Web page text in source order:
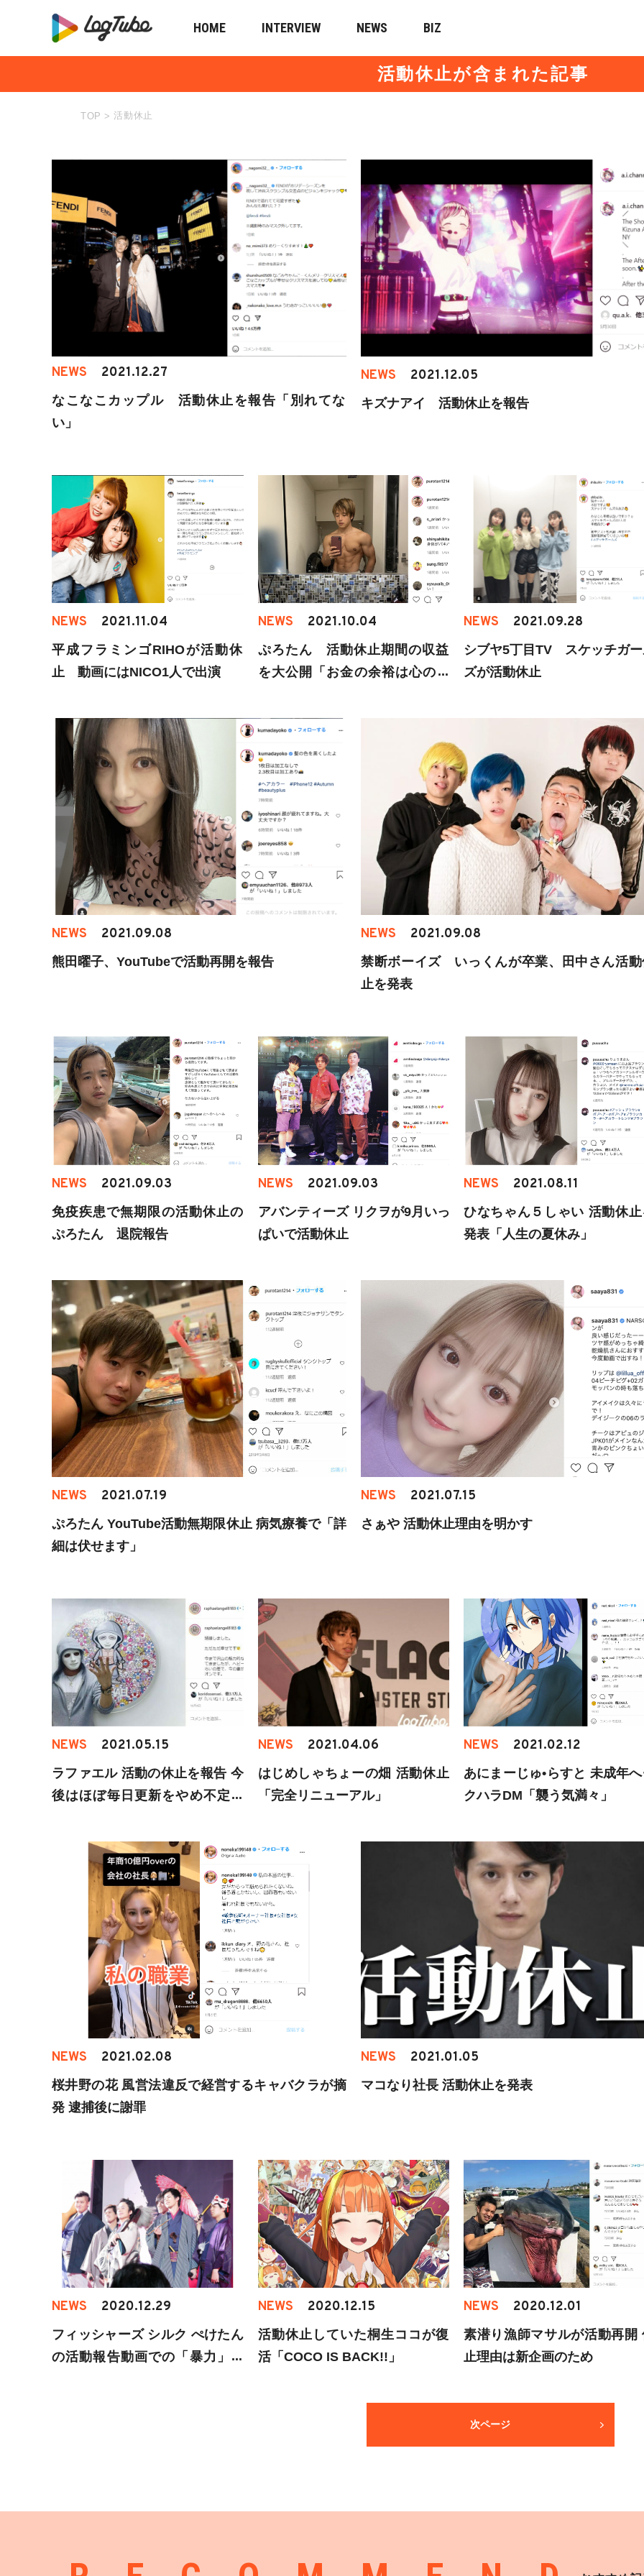
HOME INTERVIEW NEWS BIZ
活動休止が含まれた記事
TOP > 活動休止
NEWS 2021.12.27
なこなこカップル 活動休止を報告「別れてな
い」
NEWS 2021.12.05
キズナアイ 活動休止を報告
NEWS 2021.11.04
平成フラミンゴRIHOが活動休
止 動画にはNICO1人で出演
NEWS 2021.10.04
ぷろたん 活動休止期間の収益
を大公開「お金の余裕は心の余
NEWS 2021.09.28
シブヤ5丁目TV スケッチガ
ズが活動休止
NEWS 2021.09.08
熊田曜子、YouTubeで活動再開を報告
NEWS 2021.09.08
禁断ボーイズ いっくんが卒業、田中さん活
止を発表
NEWS 2021.09.03
免疫疾患で無期限の活動休止の
ぷろたん 退院報告
NEWS 2021.09.03
アバンティーズ リクヲが9月いっ
ぱいで活動休止
NEWS 2021.08.11
ひなちゃん５しゃい 活動休
発表「人生の夏休み」
NEWS 2021.07.19
ぷろたん YouTube活動無期限休止 病気療養で「詳
細は伏せます」
NEWS 2021.07.15
さぁや 活動休止理由を明かす
NEWS 2021.05.15
ラファエル 活動の休止を報告 今
後はほぼ毎日更新をやめ不定期
NEWS 2021.04.06
はじめしゃちょーの畑 活動休止
「完全リニューアル」
NEWS 2021.02.12
あにまーじゅ•らすと 未成年
クハラDM「襲う気満々」
NEWS 2021.02.08
桜井野の花 風営法違反で経営するキャバクラが摘
発 逮捕後に謝罪
NEWS 2021.01.05
マコなり社長 活動休止を発表
NEWS 2020.12.29
フィッシャーズ シルク ぺけたん
の活動報告動画での「暴力」に
NEWS 2020.12.15
活動休止していた桐生ココが復
活「COCO IS BACK!!」
NEWS 2020.12.01
素潜り漁師マサルが活動再開
止理由は新企画のため
次ページ